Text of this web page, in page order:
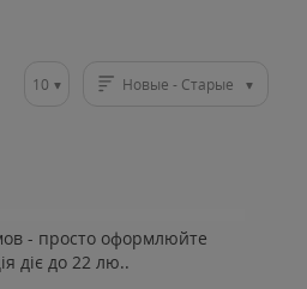
10 Новые - Старые
- просто оформлюйте
діє до 22 лю..